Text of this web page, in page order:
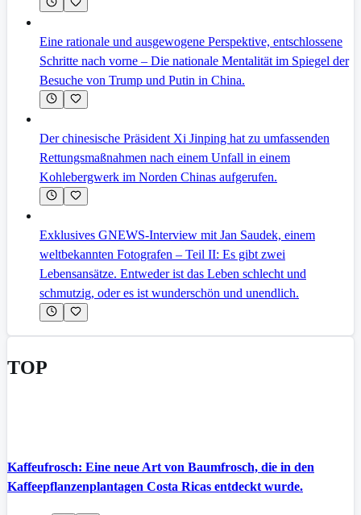
Eine rationale und ausgewogene Perspektive, entschlossene
Schritte nach vorne – Die nationale Mentalität im Spiegel der
Besuche von Trump und Putin in China.
Der chinesische Präsident Xi Jinping hat zu umfassenden
Rettungsmaßnahmen nach einem Unfall in einem
Kohlebergwerk im Norden Chinas aufgerufen.
Exklusives GNEWS-Interview mit Jan Saudek, einem
weltbekannten Fotografen – Teil II: Es gibt zwei
Lebensansätze. Entweder ist das Leben schlecht und
schmutzig, oder es ist wunderschön und unendlich.
TOP
Kaffeufrosch: Eine neue Art von Baumfrosch, die in den
Kaffeepflanzenplantagen Costa Ricas entdeckt wurde.